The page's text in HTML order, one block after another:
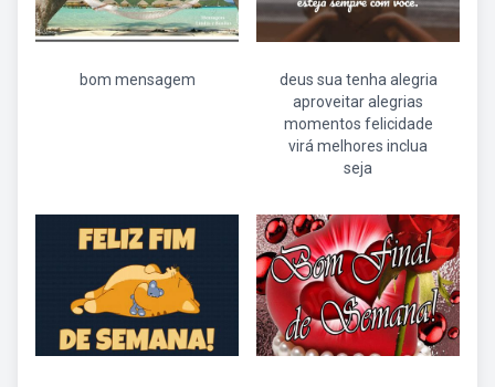
bom mensagem
deus sua tenha alegria
aproveitar alegrias
momentos felicidade
virá melhores inclua
seja